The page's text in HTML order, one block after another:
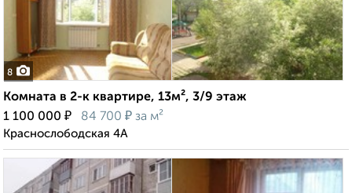
8
Комната в 2-к квартире, 13м², 3/9 этаж
1 100 000 ₽ 84 700 ₽ за м²
Краснослободская 4А